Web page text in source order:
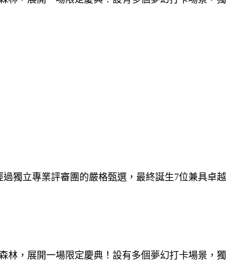
獨立專業評審團的嚴格甄選，最終誕生7位兼具卓越
林，展開一場限定慶典！設有多個夢幻打卡場景，獨